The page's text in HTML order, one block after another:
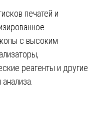
печатей и
с высоким
реагенты и другие